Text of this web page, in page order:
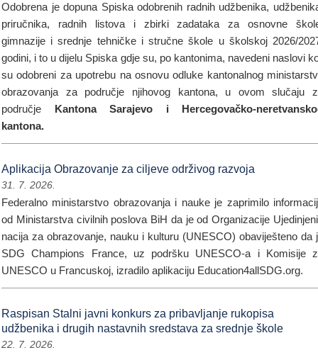
Odobrena je dopuna Spiska odobrenih radnih udžbenika,
priručnika, radnih listova i zbirki zadataka za osnovne
gimnazije i srednje tehničke i stručne škole u školskoj 2026/
godini, i to u dijelu Spiska gdje su, po kantonima, navedeni naslovi
su odobreni za upotrebu na osnovu odluke kantonalnog
obrazovanja za područje njihovog kantona, u ovom slučaju
područje Kantona Sarajevo i Hercegovačko-
kantona.
Aplikacija Obrazovanje za ciljeve održivog razvoja
31. 7. 2026.
Federalno ministarstvo obrazovanja i nauke je zaprimilo
od Ministarstva civilnih poslova BiH da je od Organizacije
nacija za obrazovanje, nauku i kulturu (UNESCO) obaviješteno da
SDG Champions France, uz podršku UNESCO-a i Komisije
UNESCO u Francuskoj, izradilo aplikaciju Education4allSDG.org.
Raspisan Stalni javni konkurs za pribavljanje rukopisa
udžbenika i drugih nastavnih sredstava za srednje škole
22. 7. 2026.